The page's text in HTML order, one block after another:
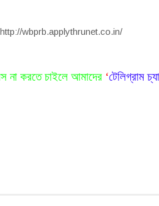
: http://wbprb.applythrunet.co.in/
না করতে চাইলে আমাদের ‘টেলিগ্রাম